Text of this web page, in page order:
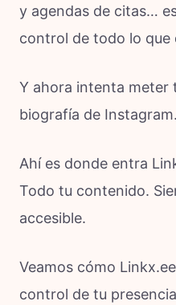
y agendas de citas…
control de todo lo que
Y ahora intenta meter
biografía de Instagram.
Ahí es donde entra
Todo tu contenido.
accesible.
Veamos cómo
control de tu